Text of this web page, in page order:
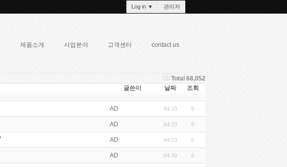
Log in ▼ 관리자
제품소개 사업분야 고객센터 contact us
Total 68,052
글쓴이 날짜 조회
AD 04:33 0
AD 04:33 0
AD 04:33 0
AD 04:30 0